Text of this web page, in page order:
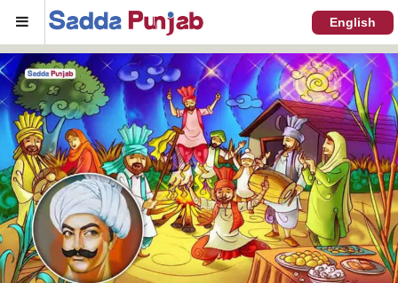
Menu English